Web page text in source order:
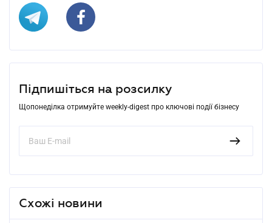
Підпишіться на розсилку
Щопонеділка отримуйте weekly-digest про ключові події бізнесу
Схожі новини